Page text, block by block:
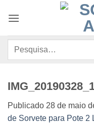
Pesquisar
Publicado 28 de maio
de Sorvete para Pote 2